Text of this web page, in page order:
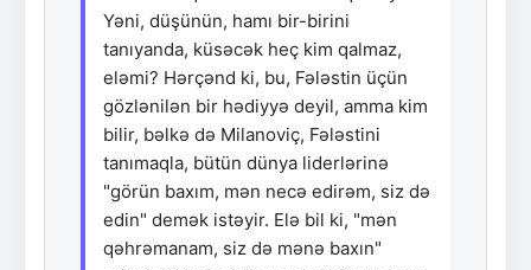
Yəni, düşünün, hamı bir-birini
tanıyanda, küsəcək heç kim qalmaz,
eləmi? Hərçənd ki, bu, Fələstin üçün
gözlənilən bir hədiyyə deyil, amma kim
bilir, bəlkə də Milanoviç, Fələstini
tanımaqla, bütün dünya liderlərinə
"görün baxım, mən necə edirəm, siz də
edin" demək istəyir. Elə bil ki, "mən
qəhrəmanam, siz də mənə baxın"